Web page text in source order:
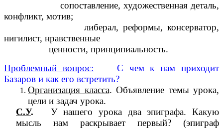
сопоставление, художественная деталь,
конфликт, мотив;
либерал, реформы, консерватор,
нигилист, нравственные
ценности, принципиальность.
Проблемный вопрос: С чем к нам приходит
Базаров и как его встретить?
Организация класса. Объявление темы урока,
цели и задач урока.
С.У.
У нашего урока два эпиграфа. Какую
мысль нам раскрывает первый? (эпиграф